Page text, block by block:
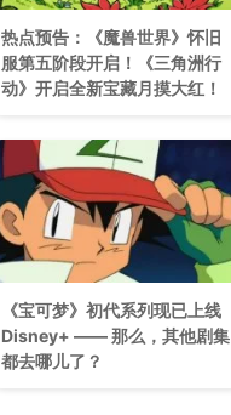
热点预告：《魔兽世界》怀旧
服第五阶段开启！《三角洲行
动》开启全新宝藏月摸大红！
《宝可梦》初代系列现已上线
Disney+ —— 那么，其他剧集
都去哪儿了？